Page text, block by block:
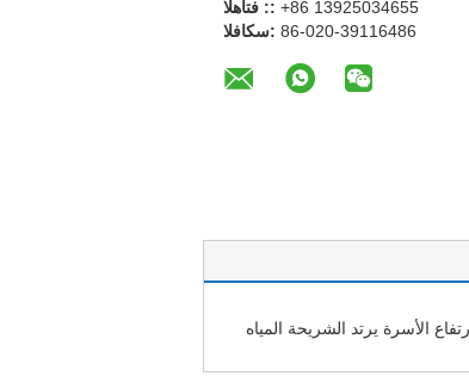
الهاتف :: +86 13925034655
الفاكس: 86-020-39116486